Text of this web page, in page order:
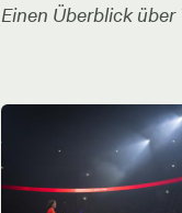
Einen Überblick